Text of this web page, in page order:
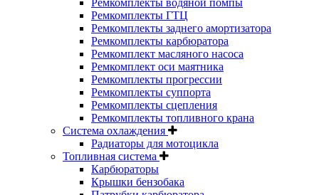
Ремкомплекты водяной помпы
Ремкомплекты ГТЦ
Ремкомплекты заднего амортизатора
Ремкомплекты карбюратора
Ремкомплект масляного насоса
Ремкомплект оси маятника
Ремкомплекты прогрессии
Ремкомплекты суппорта
Ремкомплекты сцепления
Ремкомплекты топливного крана
Система охлаждения
Радиаторы для мотоцикла
Топливная система
Карбюраторы
Крышки бензобака